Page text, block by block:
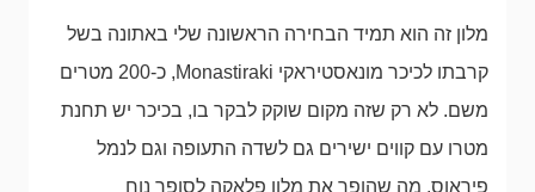
מלון זה הוא תמיד הבחירה הראשונה שלי באתונה בשל
קרבתו לכיכר מונאסטיראקי Monastiraki, כ-200 מטרים
משם. לא רק שזה מקום שוקק לבקר בו, בכיכר יש תחנת
מטרו עם קווים ישירים גם לשדה התעופה וגם לנמל
פיראוס, מה שהופך את מלון פלאקה לסופר נוח